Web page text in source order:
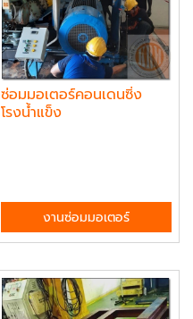
ซ่อมมอเตอร์คอนเดนซิ่ง
โรงน้ำแข็ง
งานซ่อมมอเตอร์